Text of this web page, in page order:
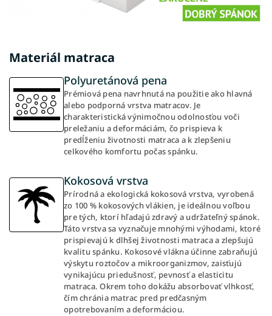
Materiál matraca
Polyuretánová pena
Prémiová pena navrhnutá na použitie ako hlavná
alebo podporná vrstva matracov. Je
charakteristická výnimočnou odolnosťou voči
preležaniu a deformáciám, čo prispieva k
predĺženiu životnosti matraca a k zlepšeniu
celkového komfortu počas spánku.
Kokosová vrstva
Prírodná a ekologická kokosová vrstva, vyrobená
zo 100 % kokosových vlákien, je ideálnou voľbou
pre tých, ktorí hľadajú zdravý a udržateľný spánok.
Táto vrstva sa vyznačuje mnohými výhodami, ktoré
prispievajú k dlhšej životnosti matraca a zlepšujú
kvalitu spánku. Kokosové vlákna účinne zabraňujú
výskytu roztočov a mikroorganizmov, zaisťujú
vynikajúcu priedušnosť, pevnosť a elasticitu
matraca. Okrem toho dokážu absorbovať vlhkosť,
čím chránia matrac pred predčasným
opotrebovaním a deformáciou.